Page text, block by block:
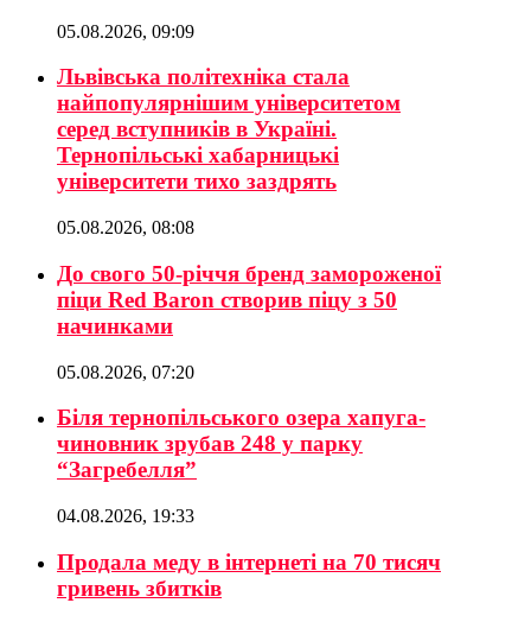
05.08.2026, 09:09
Львівська політехніка стала
найпопулярнішим університетом
серед вступників в Україні.
Тернопільські хабарницькі
університети тихо заздрять
05.08.2026, 08:08
До свого 50-річчя бренд замороженої
піци Red Baron створив піцу з 50
начинками
05.08.2026, 07:20
Біля тернопільського озера хапуга-
чиновник зрубав 248 у парку
“Загребелля”
04.08.2026, 19:33
Продала меду в інтернеті на 70 тисяч
гривень збитків